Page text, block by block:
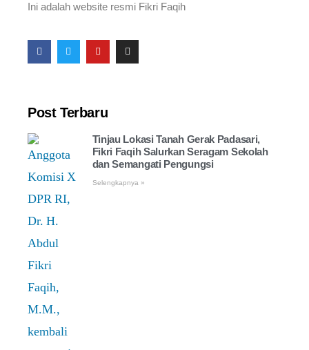
Ini adalah website resmi Fikri Faqih
Post Terbaru
Tinjau Lokasi Tanah Gerak Padasari,
Fikri Faqih Salurkan Seragam Sekolah
dan Semangati Pengungsi
Selengkapnya »